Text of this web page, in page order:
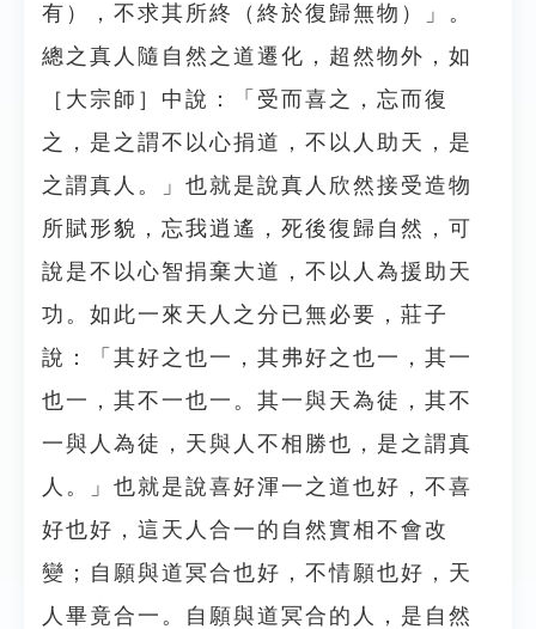
有），不求其所終（終於復歸無物）」。
總之真人隨自然之道遷化，超然物外，如
［大宗師］中說：「受而喜之，忘而復
之，是之謂不以心捐道，不以人助天，是
之謂真人。」也就是說真人欣然接受造物
所賦形貌，忘我逍遙，死後復歸自然，可
說是不以心智捐棄大道，不以人為援助天
功。如此一來天人之分已無必要，莊子
說：「其好之也一，其弗好之也一，其一
也一，其不一也一。其一與天為徒，其不
一與人為徒，天與人不相勝也，是之謂真
人。」也就是說喜好渾一之道也好，不喜
好也好，這天人合一的自然實相不會改
變；自願與道冥合也好，不情願也好，天
人畢竟合一。自願與道冥合的人，是自然